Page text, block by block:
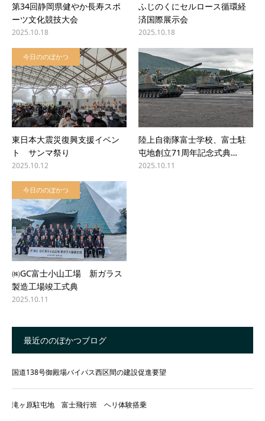
第34回静岡県健やか長寿スポ
ーツ文化競技大会
2025.10.18
ふじのくにセルロース循環経
済国際展示会
2025.10.18
今日ののぼかつ
東日本大震災復興支援イベン
ト サンマ祭り
2025.10.12
陸上自衛隊富士学校、富士駐
屯地創立71周年記念式典…
2025.10.11
今日ののぼかつ
㈱GC富士小山工場 新ガラス
製造工場竣工式典
2025.10.11
最近ののぼかつブログ
国道138号御殿場バイパス西区間の建設促進要望
滝ヶ原駐屯地 富士飛行班 ヘリ体験搭乗